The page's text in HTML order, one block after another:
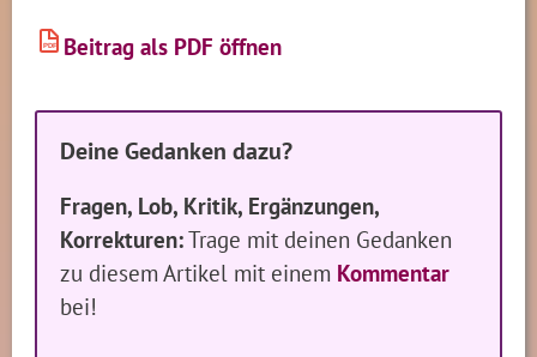
PDF Beitrag als PDF öffnen
Deine Gedanken dazu?
Fragen, Lob, Kritik, Ergänzungen,
Korrekturen:Trage mit deinen Gedanken
zu diesem Artikel mit einem Kommentar
bei!